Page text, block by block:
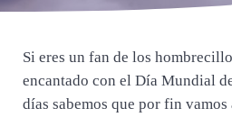
Si eres un fan de los
encantado con el Día Mundial
días sabemos que por fin vamos